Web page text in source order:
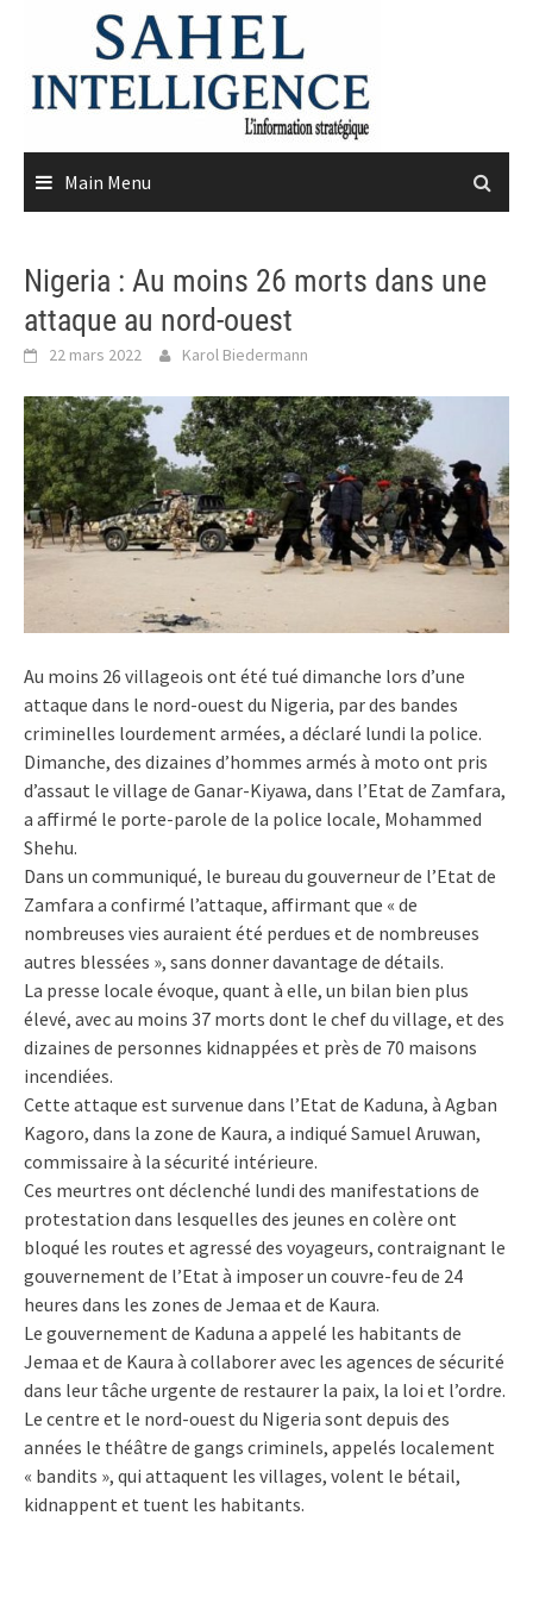
content
Main Menu
Nigeria : Au moins 26 morts dans une
attaque au nord-ouest
22 mars 2022 Karol Biedermann
Au moins 26 villageois ont été tué dimanche lors d’une
attaque dans le nord-ouest du Nigeria, par des bandes
criminelles lourdement armées, a déclaré lundi la police.
Dimanche, des dizaines d’hommes armés à moto ont pris
d’assaut le village de Ganar-Kiyawa, dans l’Etat de Zamfara,
a affirmé le porte-parole de la police locale, Mohammed
Shehu.
Dans un communiqué, le bureau du gouverneur de l’Etat de
Zamfara a confirmé l’attaque, affirmant que « de
nombreuses vies auraient été perdues et de nombreuses
autres blessées », sans donner davantage de détails.
La presse locale évoque, quant à elle, un bilan bien plus
élevé, avec au moins 37 morts dont le chef du village, et des
dizaines de personnes kidnappées et près de 70 maisons
incendiées.
Cette attaque est survenue dans l’Etat de Kaduna, à Agban
Kagoro, dans la zone de Kaura, a indiqué Samuel Aruwan,
commissaire à la sécurité intérieure.
Ces meurtres ont déclenché lundi des manifestations de
protestation dans lesquelles des jeunes en colère ont
bloqué les routes et agressé des voyageurs, contraignant le
gouvernement de l’Etat à imposer un couvre-feu de 24
heures dans les zones de Jemaa et de Kaura.
Le gouvernement de Kaduna a appelé les habitants de
Jemaa et de Kaura à collaborer avec les agences de sécurité
dans leur tâche urgente de restaurer la paix, la loi et l’ordre.
Le centre et le nord-ouest du Nigeria sont depuis des
années le théâtre de gangs criminels, appelés localement
« bandits », qui attaquent les villages, volent le bétail,
kidnappent et tuent les habitants.